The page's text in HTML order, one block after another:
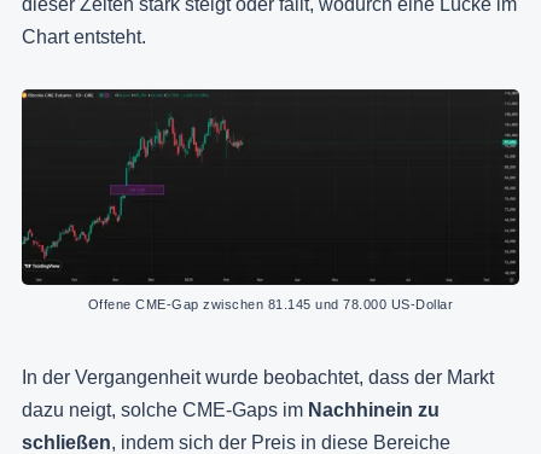
Chart entsteht.
Offene CME-Gap zwischen 81.145 und 78.000 US-Dollar
In der Vergangenheit wurde beobachtet, dass der Markt
dazu neigt, solche CME-Gaps im Nachhinein zu
schließen, indem sich der Preis in diese Bereiche